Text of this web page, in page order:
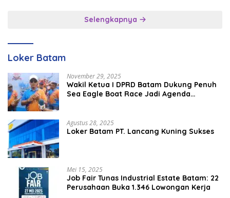
Selengkapnya
Loker Batam
November 29, 2025
Wakil Ketua I DPRD Batam Dukung Penuh
Sea Eagle Boat Race Jadi Agenda
Agustus 28, 2025
Loker Batam PT. Lancang Kuning Sukses
Mei 15, 2025
Job Fair Tunas Industrial Estate Batam: 22
Perusahaan Buka 1.346 Lowongan Kerja